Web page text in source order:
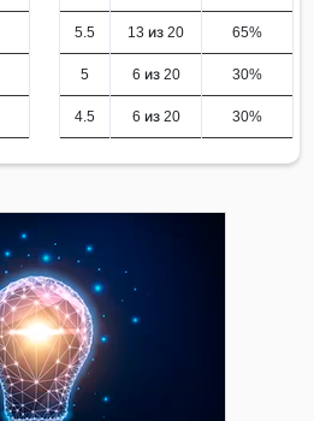
5.5 13 из 20 65%
5 6 из 20 30%
4.5 6 из 20 30%